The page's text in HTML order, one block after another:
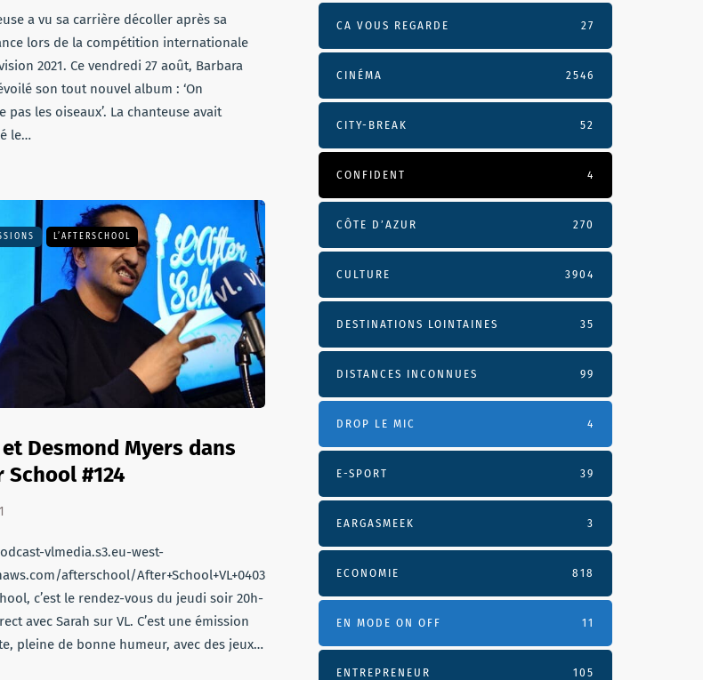
a vu sa carrière décoller après sa
lors de la compétition internationale
2021. Ce vendredi 27 août, Barbara
son tout nouvel album : ‘On
pas les oiseaux’. La chanteuse avait
le…
L’AFTERSCHOOL
Desmond Myers dans
School #124
vlmedia.s3.eu-west-
afterschool/After+School+VL+040321.mp3
c’est le rendez-vous du jeudi soir 20h-
avec Sarah sur VL. C’est une émission
pleine de bonne humeur, avec des jeux…
CA VOUS REGARDE 27
CINÉMA 2546
CITY-BREAK 52
CONFIDENT 4
CÔTE D’AZUR 270
CULTURE 3904
DESTINATIONS LOINTAINES 35
DISTANCES INCONNUES 99
DROP LE MIC 4
E-SPORT 39
EARGASMEEK 3
ECONOMIE 818
EN MODE ON OFF 11
ENTREPRENEUR 105